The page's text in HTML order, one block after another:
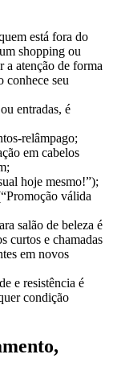
está fora do
shopping ou
atenção de forma
conhece seu
entradas, é
relâmpago;
em cabelos
hoje mesmo!”);
válida
salão de beleza é
curtos e chamadas
em novos
e resistência é
condição